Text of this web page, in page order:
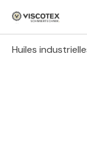
Aller au contenu
Huiles
Passer la galerie